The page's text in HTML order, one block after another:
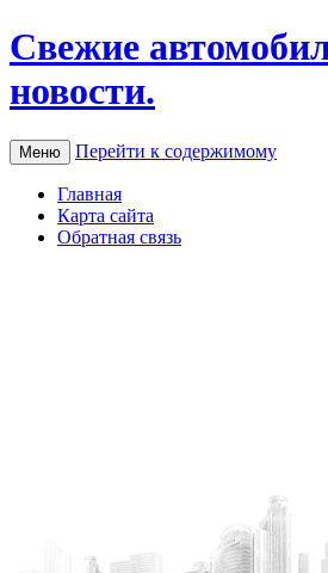
Свежие
новости.
Меню Перейти к содержимому
Главная
Карта сайта
Обратная связь